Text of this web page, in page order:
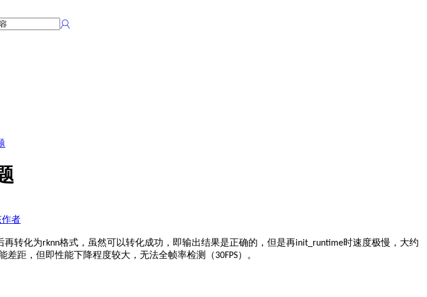
作者
再转化为rknn格式，虽然可以转化成功，即输出结果是正确的，但是再init_runtime时速度极慢，大约
差距，但即性能下降程度较大，无法全帧率检测（30FPS）。